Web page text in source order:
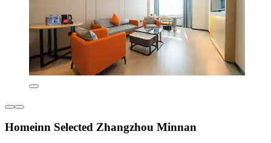
Homeinn Selected Zhangzhou Minnan